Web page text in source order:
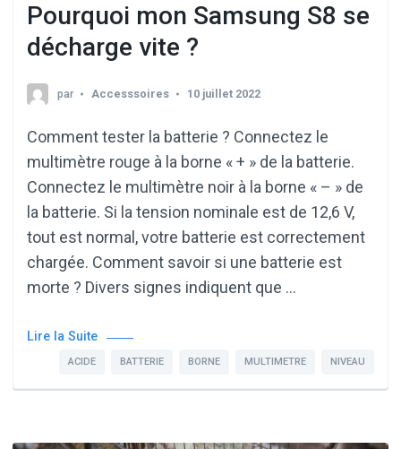
Pourquoi mon Samsung S8 se
décharge vite ?
par Accesssoires 10 juillet 2022
Comment tester la batterie ? Connectez le
multimètre rouge à la borne « + » de la batterie.
Connectez le multimètre noir à la borne « – » de
la batterie. Si la tension nominale est de 12,6 V,
tout est normal, votre batterie est correctement
chargée. Comment savoir si une batterie est
morte ? Divers signes indiquent que …
Lire la Suite
ACIDE BATTERIE BORNE MULTIMETRE NIVEAU